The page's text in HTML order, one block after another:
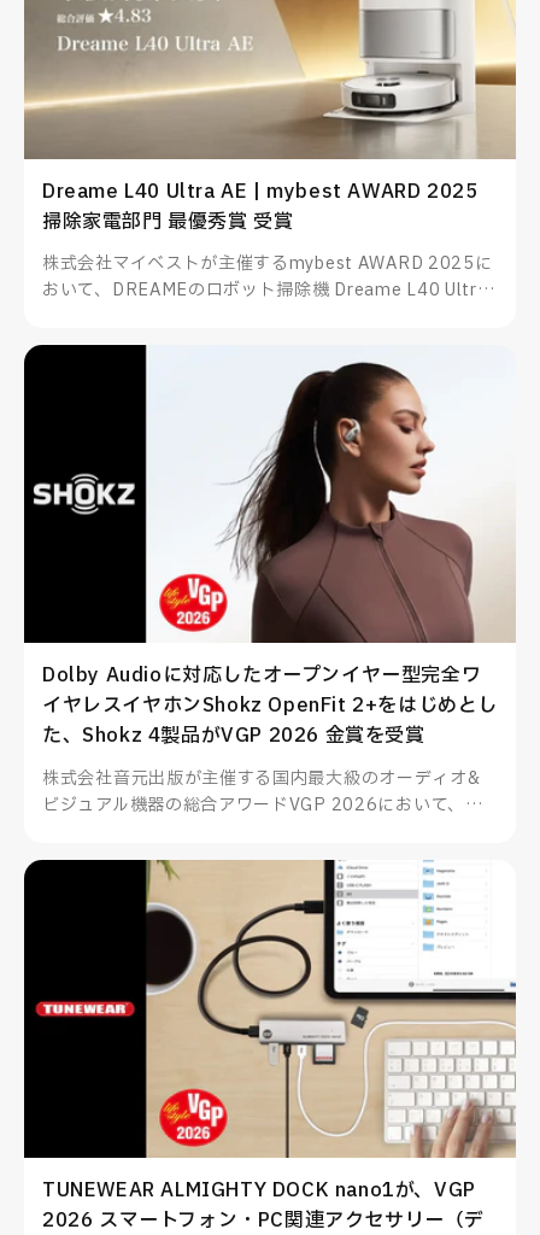
Dreame L40 Ultra AE | mybest AWARD 2025
掃除家電部門 最優秀賞 受賞
株式会社マイベストが主催するmybest AWARD 2025に
おいて、DREAMEのロボット掃除機 Dreame L40 Ultra
たします。
Dolby Audioに対応したオープンイヤー型完全ワ
イヤレスイヤホンShokz OpenFit 2+をはじめとし
た、Shokz 4製品がVGP 2026 金賞を受賞
株式会社音元出版が主催する国内最大級のオーディオ&
ビジュアル機器の総合アワードVGP 2026において、
した4製品が部門賞金賞を受賞、その他多数製品も部門賞
を受賞いたしました。
TUNEWEAR ALMIGHTY DOCK nano1が、VGP
2026 スマートフォン・PC関連アクセサリー（デ